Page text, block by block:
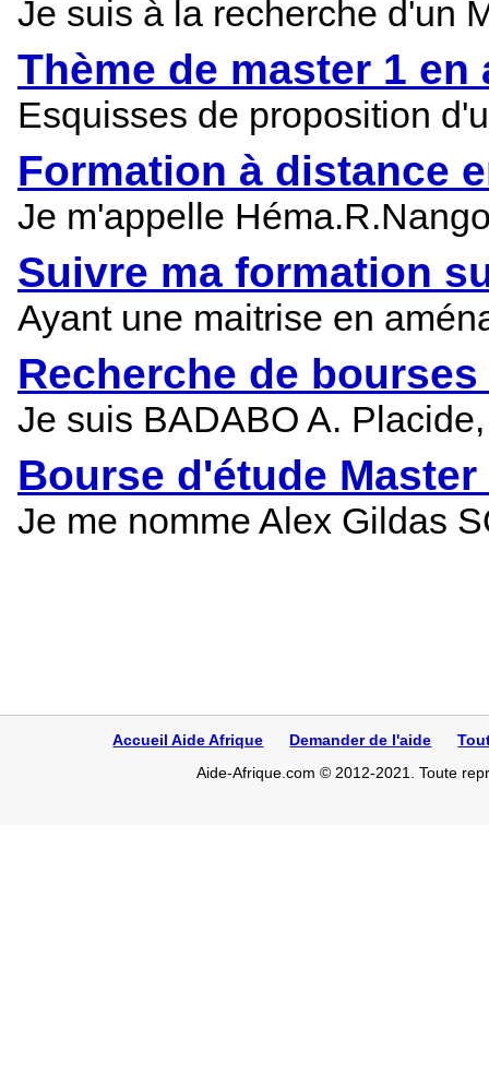
Je suis à la recherche d'un
Thème de master 1
Esquisses de proposition
Formation à distance
Je m'appelle
Suivre ma formation
Ayant une maitrise en
Recherche de
Je suis BADABO A.
Bourse d'étude
Je me nomme Alex Gildas
Accueil Aide Afrique Demander de l'aide
Aide-Afrique.com © 2012-2021. Toute